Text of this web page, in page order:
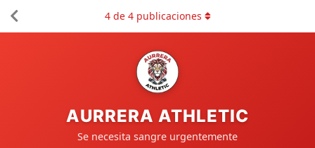
AURRERA ATHLETIC
Se necesita sangre urgentemente
4de 4publicaciones